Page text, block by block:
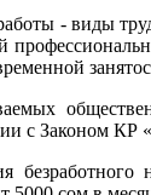
- виды
с Законом КР